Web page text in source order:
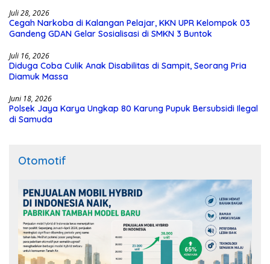
Juli 28, 2026
Cegah Narkoba di Kalangan Pelajar, KKN UPR Kelompok 03
Gandeng GDAN Gelar Sosialisasi di SMKN 3 Buntok
Juli 16, 2026
Diduga Coba Culik Anak Disabilitas di Sampit, Seorang Pria
Diamuk Massa
Juni 18, 2026
Polsek Jaya Karya Ungkap 80 Karung Pupuk Bersubsidi Ilegal
di Samuda
Otomotif